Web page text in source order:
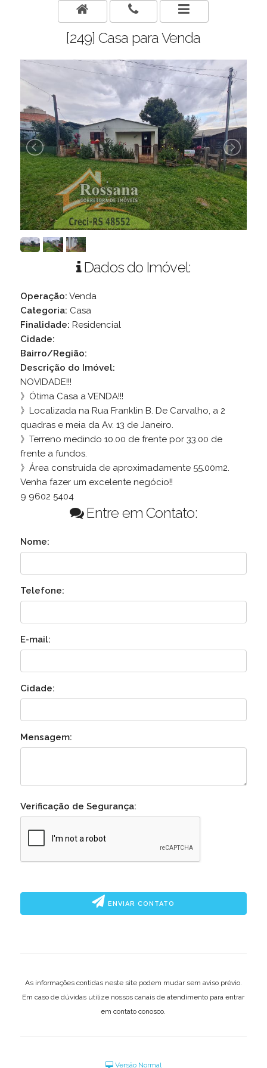
[249] Casa para Venda
Dados do Imóvel:
Operação: Venda
Categoria: Casa
Finalidade: Residencial
Cidade:
Bairro/Região:
Descrição do Imóvel:
NOVIDADE!!!
》Ótima Casa a VENDA!!!
》Localizada na Rua Franklin B. De Carvalho, a 2
quadras e meia da Av. 13 de Janeiro.
》Terreno medindo 10.00 de frente por 33.00 de
frente a fundos.
》Área construída de aproximadamente 55.00m2.
Venha fazer um excelente negócio!!
9 9602 5404
Entre em Contato:
Nome:
Telefone:
E-mail:
Cidade:
Mensagem:
Verificação de Segurança:
ENVIAR CONTATO
As informações contidas neste site podem mudar sem aviso prévio.
Em caso de dúvidas utilize nossos canais de atendimento para entrar
em contato conosco.
Versão Normal